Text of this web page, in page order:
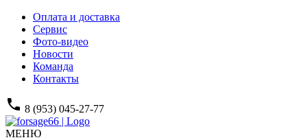
Оплата и доставка
Сервис
Фото-видео
Новости
Команда
Контакты
phone 8 (953) 045-27-77
МЕНЮ